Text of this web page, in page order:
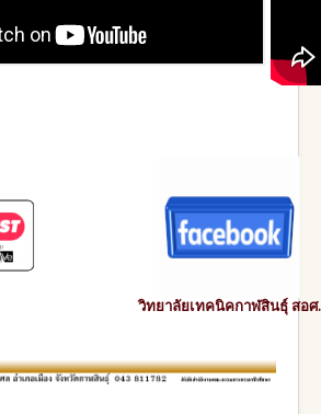
วิทยาลัยเทคนิคกาฬสินธุ์ สอศ.